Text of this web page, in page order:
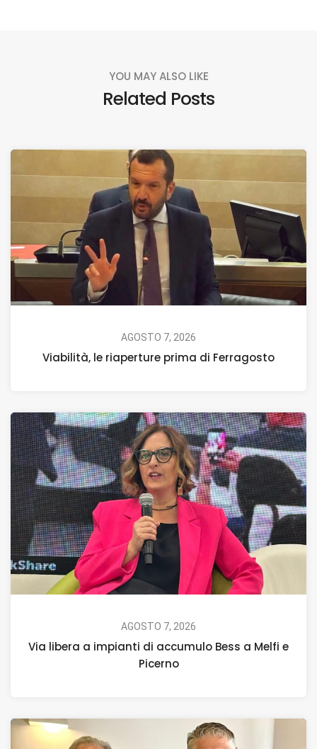
YOU MAY ALSO LIKE
Related Posts
AGOSTO 7, 2026
Viabilità, le riaperture prima di Ferragosto
AGOSTO 7, 2026
Via libera a impianti di accumulo Bess a Melfi e
Picerno